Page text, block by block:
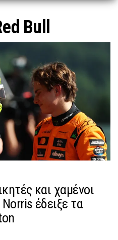
Bull
και χαμένοι
έδειξε τα